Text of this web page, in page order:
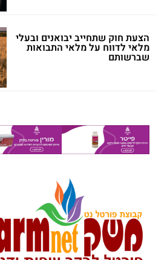
הצעת חוק שתחייב יבואנים ובעלי
מלאי לדווח על מלאי התבואות
שברשותם